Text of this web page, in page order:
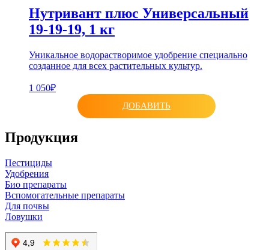
Нутривант плюс Универсальный
19-19-19, 1 кг
Уникальное водорастворимое удобрение специально
созданное для всех растительных культур.
1 050₽
ДОБАВИТЬ
Продукция
Пестициды
Удобрения
Био препараты
Вспомогательные препараты
Для почвы
Ловушки